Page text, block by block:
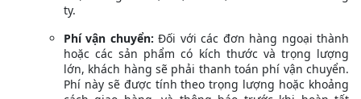
ty.
Phí vận chuyển: Đối với các đơn hàng ngoại thành
hoặc các sản phẩm có kích thước và trọng lượng
lớn, khách hàng sẽ phải thanh toán phí vận chuyển.
Phí này sẽ được tính theo trọng lượng hoặc khoảng